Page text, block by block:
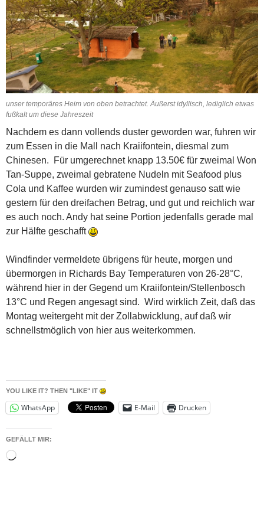
unser temporäres Heim von oben betrachtet. Äußerst idyllisch, lediglich etwas
fußkalt um diese Jahreszeit
Nachdem es dann vollends duster geworden war, fuhren wir
zum Essen in die Mall nach Kraiifontein, diesmal zum
Chinesen. Für umgerechnet knapp 13.50€ für zweimal Won
Tan-Suppe, zweimal gebratene Nudeln mit Seafood plus
Cola und Kaffee wurden wir zumindest genauso satt wie
gestern für den dreifachen Betrag, und gut und reichlich war
es auch noch. Andy hat seine Portion jedenfalls gerade mal
zur Hälfte geschafft
Windfinder vermeldete übrigens für heute, morgen und
übermorgen in Richards Bay Temperaturen von 26-28°C,
während hier in der Gegend um Kraiifontein/Stellenbosch
13°C und Regen angesagt sind. Wird wirklich Zeit, daß das
Montag weitergeht mit der Zollabwicklung, auf daß wir
schnellstmöglich von hier aus weiterkommen.
YOU LIKE IT? THEN "LIKE" IT
WhatsApp E-Mail Drucken
GEFÄLLT MIR:
Wird